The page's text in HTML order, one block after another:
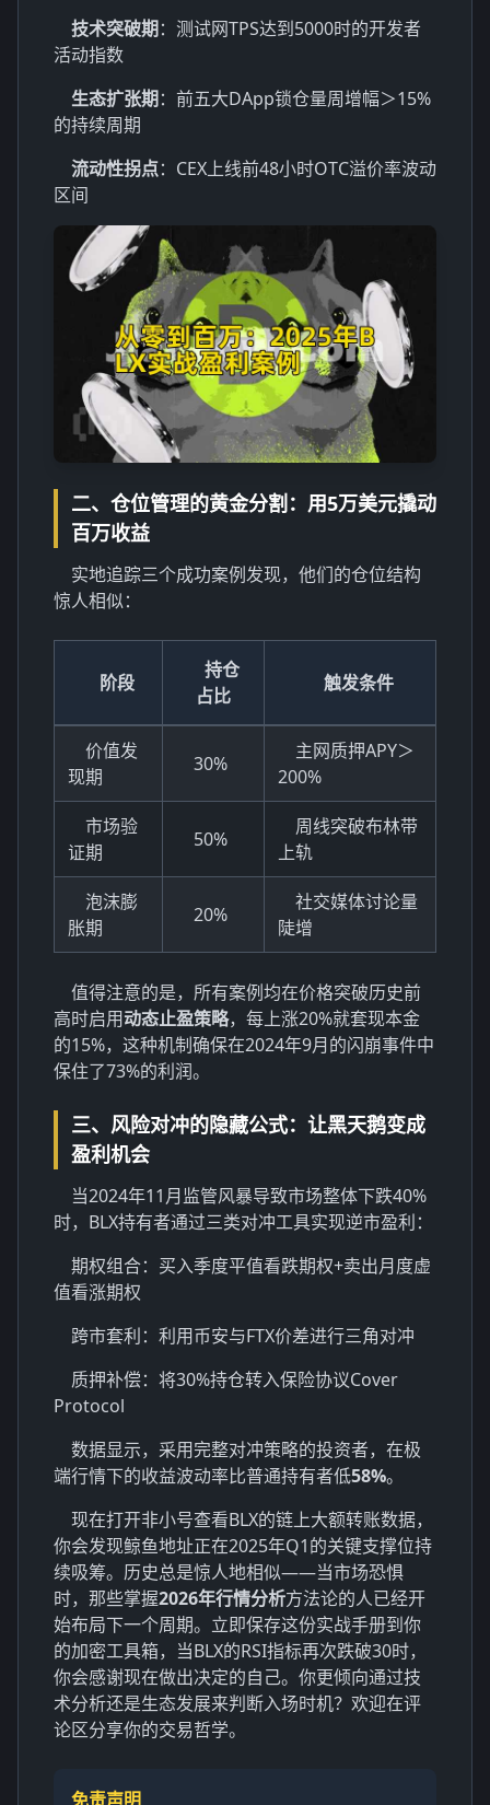
技术突破期：测试网TPS达到5000时的开发者
活动指数
生态扩张期：前五大DApp锁仓量周增幅＞15%
的持续周期
流动性拐点：CEX上线前48小时OTC溢价率波动
区间
二、仓位管理的黄金分割：用5万美元撬动
百万收益
实地追踪三个成功案例发现，他们的仓位结构
惊人相似：
阶段
持仓
占比
触发条件
价值发
现期
30%
主网质押APY＞
200%
市场验
证期
50%
周线突破布林带
上轨
泡沫膨
胀期
20%
社交媒体讨论量
陡增
值得注意的是，所有案例均在价格突破历史前
高时启用动态止盈策略，每上涨20%就套现本金
的15%，这种机制确保在2024年9月的闪崩事件中
保住了73%的利润。
三、风险对冲的隐藏公式：让黑天鹅变成
盈利机会
当2024年11月监管风暴导致市场整体下跌40%
时，BLX持有者通过三类对冲工具实现逆市盈利：
期权组合：买入季度平值看跌期权+卖出月度虚
值看涨期权
跨市套利：利用币安与FTX价差进行三角对冲
质押补偿：将30%持仓转入保险协议Cover
Protocol
数据显示，采用完整对冲策略的投资者，在极
端行情下的收益波动率比普通持有者低58%。
现在打开非小号查看BLX的链上大额转账数据，
你会发现鲸鱼地址正在2025年Q1的关键支撑位持
续吸筹。历史总是惊人地相似——当市场恐惧
时，那些掌握2026年行情分析方法论的人已经开
始布局下一个周期。立即保存这份实战手册到你
的加密工具箱，当BLX的RSI指标再次跌破30时，
你会感谢现在做出决定的自己。你更倾向通过技
术分析还是生态发展来判断入场时机？欢迎在评
论区分享你的交易哲学。
免责声明